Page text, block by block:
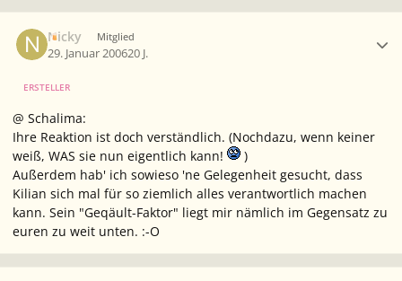
Nicky Mitglied
29. Januar 200620 J.
ERSTELLER
@ Schalima:
Ihre Reaktion ist doch verständlich. (Nochdazu, wenn keiner
weiß, WAS sie nun eigentlich kann!
)
Außerdem hab' ich sowieso 'ne Gelegenheit gesucht, dass
Kilian sich mal für so ziemlich alles verantwortlich machen
kann. Sein "Geqäult-Faktor" liegt mir nämlich im Gegensatz zu
euren zu weit unten. :-O